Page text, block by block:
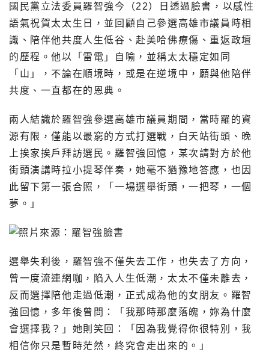
國民黨立法委員羅智強今（22）日透過臉書，以感性
語氣祝賀太太生日，並回顧自己參選高雄市議員時相
識、陪伴他共度人生低谷、赴美哈佛療傷、重返政壇
的歷程。他以「雷電」自喻，並稱太太穩定如同
「山」，不論在順境時，或是在逆境中，願與他陪伴
共度、一直都在的恩典。
兩人結識於羅智強參選高雄市議員期間，當時羅的資
源有限，僅能以最窮的方式打選戰，白天站街頭、晚
上挨家挨戶拜訪選民。羅智強回憶，某次請對方於他
街頭演講時拉小提琴伴奏，她毫不猶豫地答應，也因
此留下第一張合照，「一場選舉街頭，一把琴，一個
夢。」
選舉失利後，羅智強不僅失去工作，也失去了方向，
曾一度流連網咖，陷入人生低潮，太太不僅未離去，
反而選擇陪他走過低潮，正式成為他的女朋友。羅智
強回憶，多年後曾問：「我那時那麼落魄，妳為什麼
會選擇我？」她則笑回：「因為我覺得你很特別，我
相信你只是暫時茫然，終究會走出來的。」